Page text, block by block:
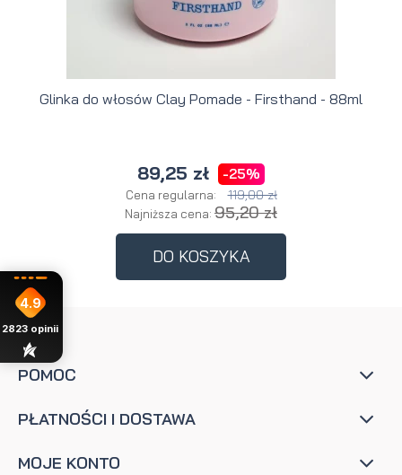
Glinka do włosów Clay Pomade - Firsthand - 88ml
89,25 zł -25%
Cena regularna: 119,00 zł
Najniższa cena: 95,20 zł
DO KOSZYKA
POMOC
PŁATNOŚCI I DOSTAWA
MOJE KONTO
4.9
2823 opinii